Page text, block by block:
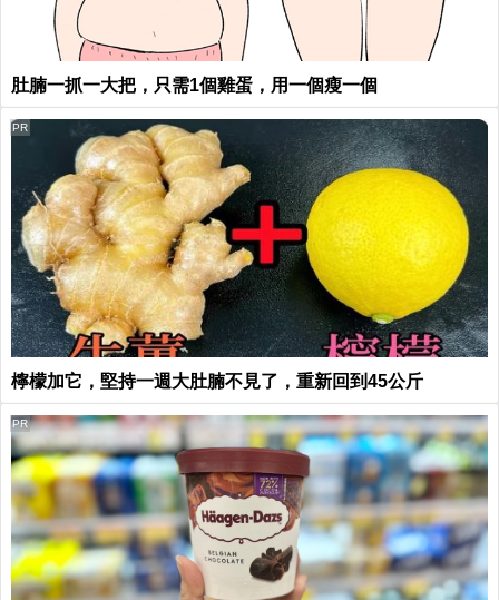
肚腩一抓一大把，只需1個雞蛋，用一個瘦一個
檸檬加它，堅持一週大肚腩不見了，重新回到45公斤
PR
PR